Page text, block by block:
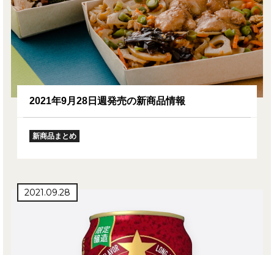
2021年9月28日週発売の新商品情報
新商品まとめ
2021.09.28